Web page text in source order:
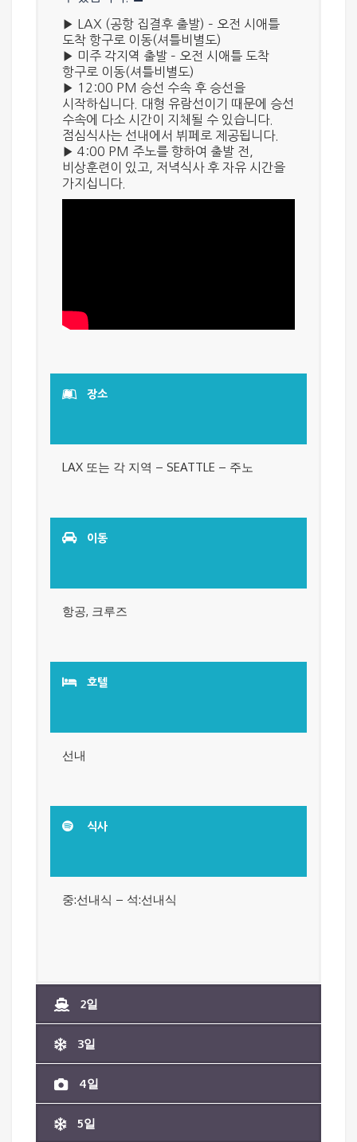
▶ LAX (공항 집결후 출발) – 오전 시애틀
도착 항구로 이동(셔틀비별도)
▶ 미주 각지역 출발 – 오전 시애틀 도착
항구로 이동(셔틀비별도)
▶ 12:00 PM 승선 수속 후 승선을
시작하십니다. 대형 유람선이기 때문에 승선
수속에 다소 시간이 지체될 수 있습니다.
점심식사는 선내에서 뷔페로 제공됩니다.
▶ 4:00 PM 주노를 향하여 출발 전,
비상훈련이 있고, 저녁식사 후 자유 시간을
가지십니다.
장소
LAX 또는 각 지역 – SEATTLE – 주노
이동
항공, 크루즈
호텔
선내
식사
중:선내식 – 석:선내식
2일
3일
4일
5일